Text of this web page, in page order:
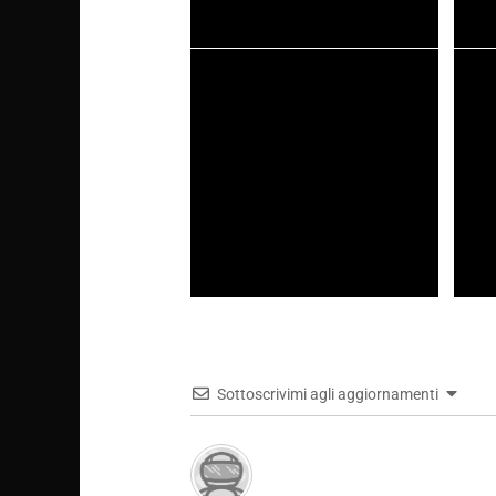
Sottoscrivimi agli aggiornamenti